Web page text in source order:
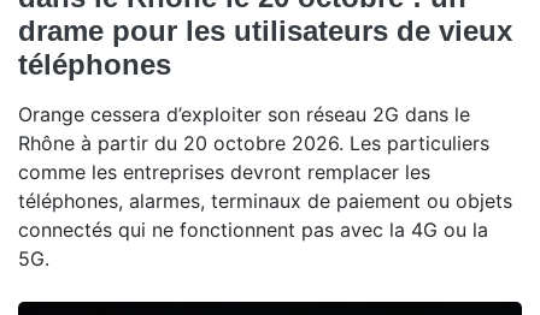
drame pour les utilisateurs de vieux
téléphones
Orange cessera d’exploiter son réseau 2G dans le
Rhône à partir du 20 octobre 2026. Les particuliers
comme les entreprises devront remplacer les
téléphones, alarmes, terminaux de paiement ou objets
connectés qui ne fonctionnent pas avec la 4G ou la
5G.